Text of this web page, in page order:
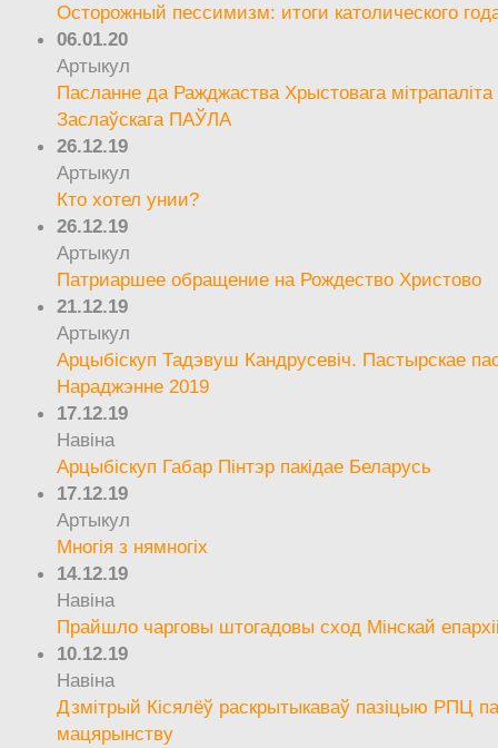
Осторожный пессимизм: итоги католического
06.01.20
Артыкул
Пасланне да Ражджаства Хрыстовага мітрапаліта
Заслаўскага ПАЎЛА
26.12.19
Артыкул
Кто хотел унии?
26.12.19
Артыкул
Патриаршее обращение на Рождество Христово
21.12.19
Артыкул
Арцыбіскуп Тадэвуш Кандрусевіч. Пастырскае
Нараджэнне 2019
17.12.19
Навіна
Арцыбіскуп Габар Пінтэр пакідае Беларусь
17.12.19
Артыкул
Многія з нямногіх
14.12.19
Навіна
Прайшло чарговы штогадовы сход Мінскай
10.12.19
Навіна
Дзмітрый Кісялёў раскрытыкаваў пазіцыю РПЦ
мацярынству